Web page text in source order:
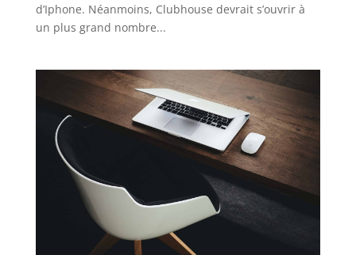
d’Iphone. Néanmoins, Clubhouse devrait s’ouvrir à
un plus grand nombre...